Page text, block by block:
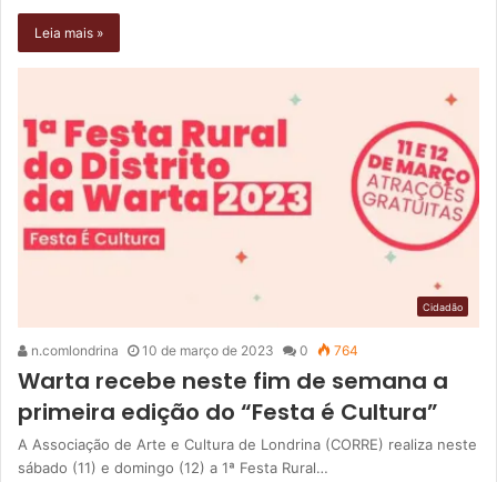
Leia mais »
Cidadão
n.comlondrina 10 de março de 2023 0 764
Warta recebe neste fim de semana a
primeira edição do “Festa é Cultura”
A Associação de Arte e Cultura de Londrina (CORRE) realiza neste
sábado (11) e domingo (12) a 1ª Festa Rural…